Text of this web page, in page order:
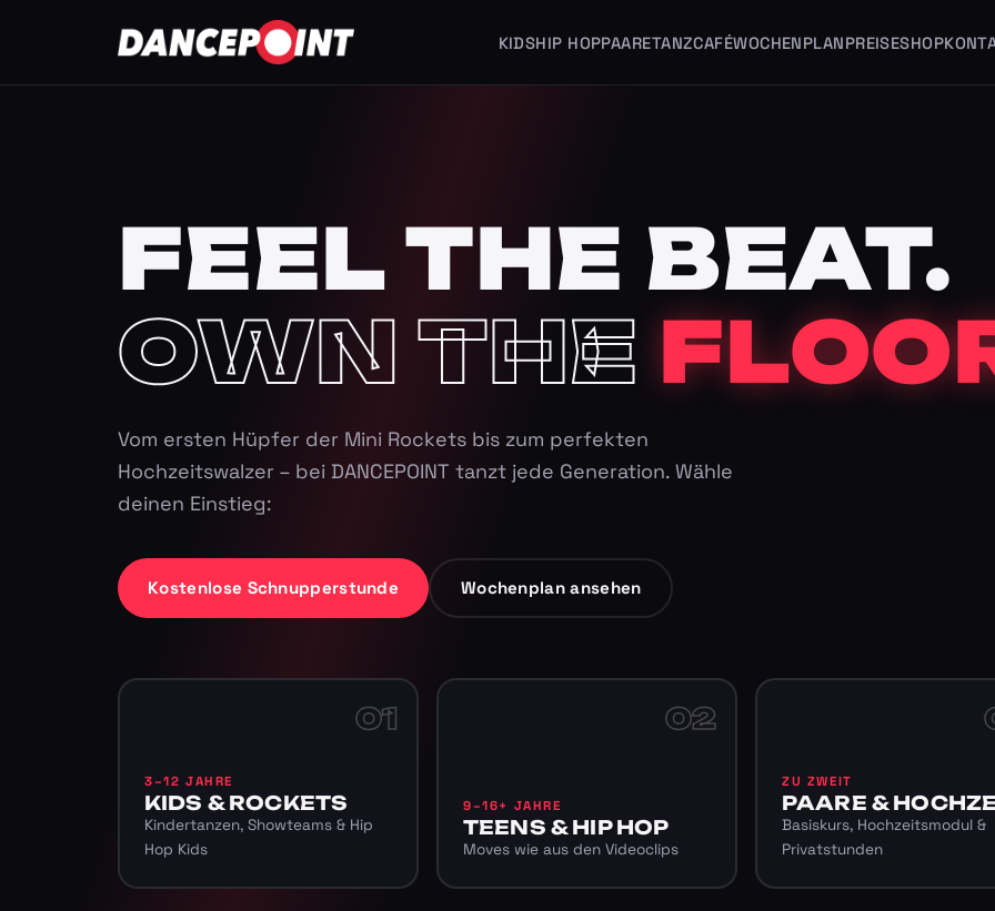
KIDSHIP HOPPAARETANZCAFÉWOCHENPLANPREISESHOP
FEEL THE BEAT.
OWN THE
Vom ersten Hüpfer der Mini Rockets bis zum perfekten
Hochzeitswalzer – bei DANCEPOINT tanzt jede Generation. Wähle
deinen Einstieg:
Kostenlose Schnupperstunde Wochenplan ansehen
01
3–12 JAHRE
KIDS & ROCKETS
Kindertanzen, Showteams & Hip
Hop Kids
02
9–16+ JAHRE
TEENS & HIP HOP
Moves wie aus den Videoclips
ZU ZWEIT
PAARE &
Basiskurs, Hochzeitsmodul &
Privatstunden